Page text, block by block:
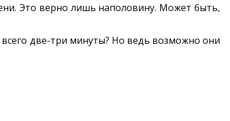
Это верно лишь наполовину. Может быть,
две-три минуты? Но ведь возможно они